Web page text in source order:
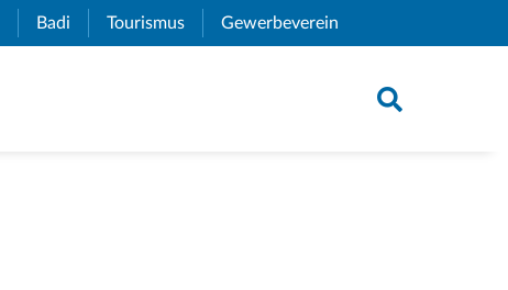
(External Link)
Badi (External Link)
Tourismus (External Link)
Gewerbeverein